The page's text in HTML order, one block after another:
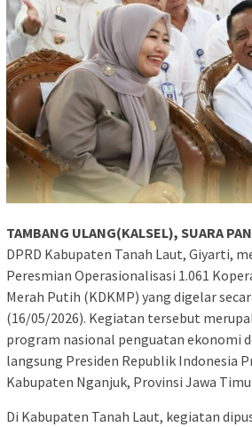
TAMBANG ULANG(KALSEL), SUARA
DPRD Kabupaten Tanah Laut, Giyarti,
Peresmian Operasionalisasi 1.061
Merah Putih (KDKMP) yang digelar
(16/05/2026). Kegiatan tersebut
program nasional penguatan ekonomi
langsung Presiden Republik Indonesia
Kabupaten Nganjuk, Provinsi Jawa
Di Kabupaten Tanah Laut, kegiatan